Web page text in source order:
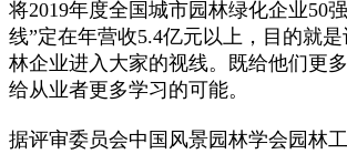
将2019年度全国城市园林绿化企业50
线”定在年营收5.4亿元以上，目的就
林企业进入大家的视线。既给他们更
给从业者更多学习的可能。
据评审委员会中国风景园林学会园林